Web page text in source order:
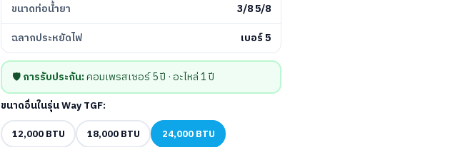
ขนาดท่อน้ำยา
3/8 5/8
ฉลากประหยัดไฟ
เบอร์ 5
🛡️การรับประกัน:คอมเพรสเซอร์ 5 ปี · อะไหล่ 1 ปี
ขนาดอื่นในรุ่น Way TGF:
12,000 BTU
18,000 BTU
24,000 BTU